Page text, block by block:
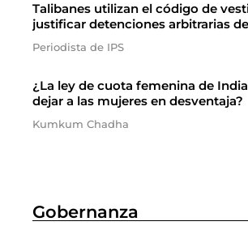
Talibanes utilizan el código de
justificar detenciones arbitrarias
Periodista de IPS
¿La ley de cuota femenina de
dejar a las mujeres en desventaja?
Kumkum Chadha
Gobernanza